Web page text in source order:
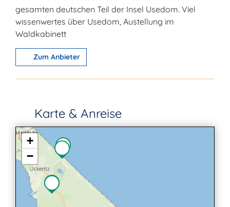
gesamten deutschen Teil der Insel Usedom. Viel
wissenwertes über Usedom, Austellung im
Waldkabinett
Zum Anbieter
Karte & Anreise
+
−